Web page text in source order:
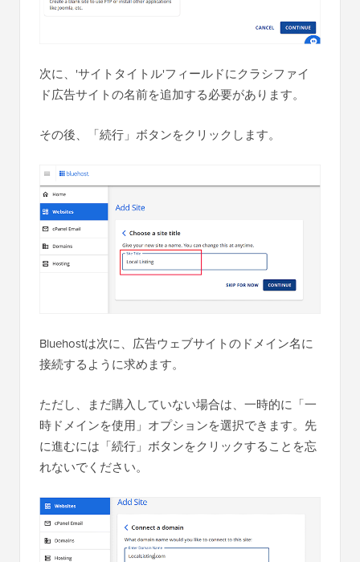
次に、'サイトタイトル'フィールドにクラシファイ
ド広告サイトの名前を追加する必要があります。
その後、「続行」ボタンをクリックします。
Bluehostは次に、広告ウェブサイトのドメイン名に
接続するように求めます。
ただし、まだ購入していない場合は、一時的に「一
時ドメインを使用」オプションを選択できます。先
に進むには「続行」ボタンをクリックすることを忘
れないでください。